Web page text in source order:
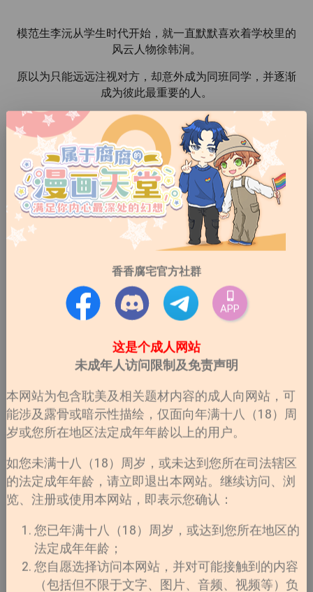
模范生李沅从学生时代开始，就一直默默喜欢着学校里的
风云人物徐韩涧。
原以为只能远远注视对方，却意外成为同班同学，并逐渐
成为彼此最重要的人。
然而命运并没有让他们顺利走到一起。
多年后，深受创伤后压力症候群折磨的李沅回到故乡釜
山，却在那里与失联八年的徐韩涧再次重逢。
那些被时间埋藏的感情，也开始重新浮现。
两个人都带着伤痕成长的过程。学生时代那种小心翼翼的
喜欢特别真实，
光是能够和喜欢的人说几句话，就足够高兴一整天。
而成年后的重逢则带着浓浓的酸涩感。
时间过去了这么久，彼此的人生都发生了改变，但喜欢似
乎从来没有真正消失过。
这种「我以为已经放下你了，结果见到你的那一刻才发现
根本没有」的感觉，真的很容易让人一边心疼一边继续追
香香腐宅官方社群
APP
这是个成人网站
未成年人访问限制及免责声明
本网站为包含耽美及相关题材内容的成人向网站，可
能涉及露骨或暗示性描绘，仅面向年满十八（18）周
岁或您所在地区法定成年年龄以上的用户。
如您未满十八（18）周岁，或未达到您所在司法辖区
的法定成年年龄，请立即退出本网站。继续访问、浏
览、注册或使用本网站，即表示您确认：
您已年满十八（18）周岁，或达到您所在地区的
法定成年年龄；
您自愿选择访问本网站，并对可能接触到的内容
（包括但不限于文字、图片、音频、视频等）负